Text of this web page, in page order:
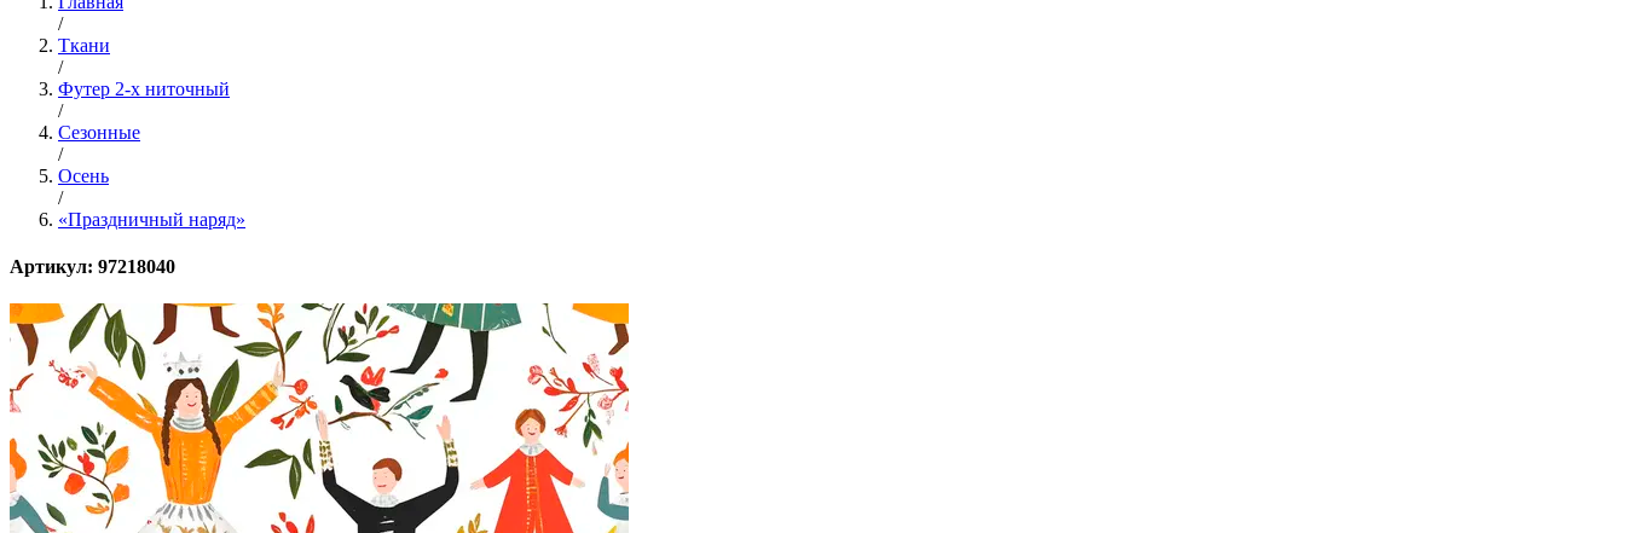
/
Ткани
/
Футер 2-х ниточный
/
Сезонные
/
Осень
/
«Праздничный наряд»
Артикул: 97218040